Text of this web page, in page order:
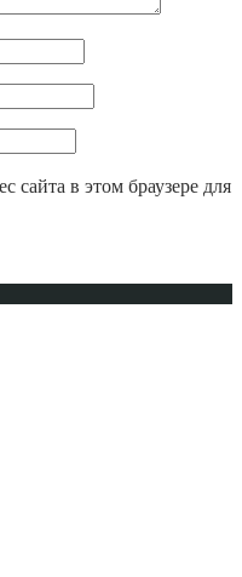
сайта в этом браузере для